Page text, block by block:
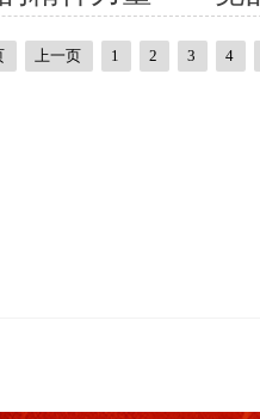
上一页 1 2 3 4